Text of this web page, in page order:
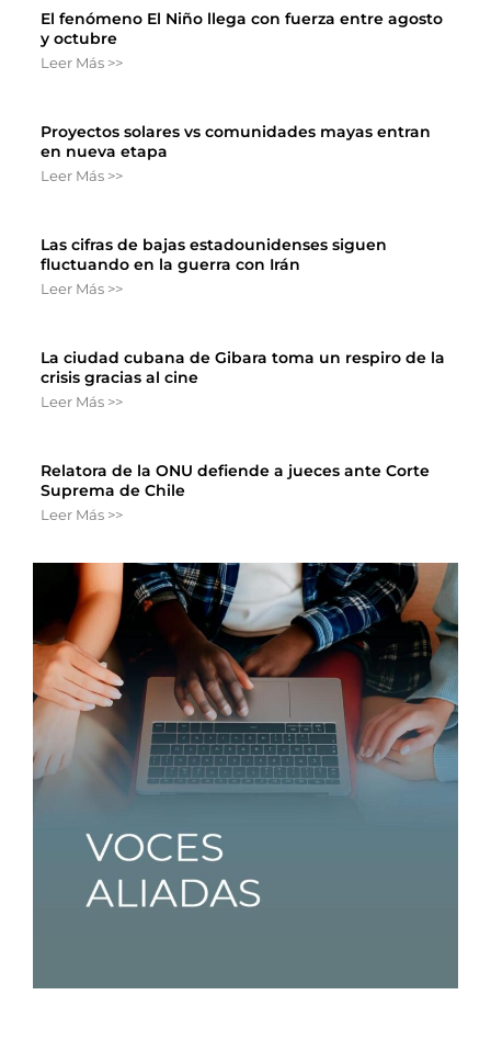
El fenómeno El Niño llega con fuerza entre agosto
y octubre
Leer Más >>
Proyectos solares vs comunidades mayas entran
en nueva etapa
Leer Más >>
Las cifras de bajas estadounidenses siguen
fluctuando en la guerra con Irán
Leer Más >>
La ciudad cubana de Gibara toma un respiro de la
crisis gracias al cine
Leer Más >>
Relatora de la ONU defiende a jueces ante Corte
Suprema de Chile
Leer Más >>